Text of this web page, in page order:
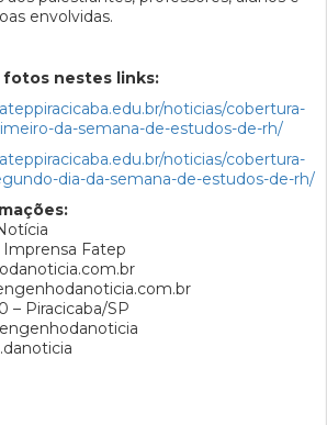
envolvidas.
fotos nestes links:
noticias/cobertura-
da-semana-de-estudos-de-rh/
noticias/cobertura-
dia-da-semana-de-estudos-de-rh/
Imprensa Fatep
– Piracicaba/SP